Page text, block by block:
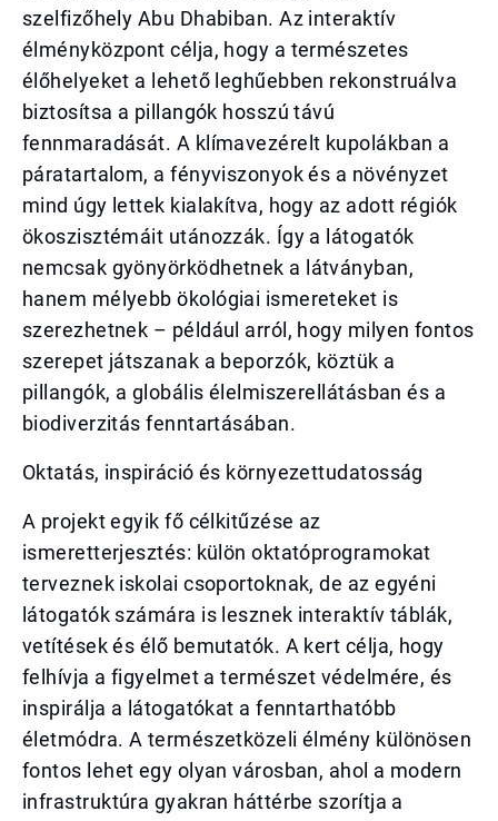
szelfizőhely Abu Dhabiban. Az interaktív
élményközpont célja, hogy a természetes
élőhelyeket a lehető leghűebben rekonstruálva
biztosítsa a pillangók hosszú távú
fennmaradását. A klímavezérelt kupolákban a
páratartalom, a fényviszonyok és a növényzet
mind úgy lettek kialakítva, hogy az adott régiók
ökoszisztémáit utánozzák. Így a látogatók
nemcsak gyönyörködhetnek a látványban,
hanem mélyebb ökológiai ismereteket is
szerezhetnek – például arról, hogy milyen fontos
szerepet játszanak a beporzók, köztük a
pillangók, a globális élelmiszerellátásban és a
biodiverzitás fenntartásában.
Oktatás, inspiráció és környezettudatosság
A projekt egyik fő célkitűzése az
ismeretterjesztés: külön oktatóprogramokat
terveznek iskolai csoportoknak, de az egyéni
látogatók számára is lesznek interaktív táblák,
vetítések és élő bemutatók. A kert célja, hogy
felhívja a figyelmet a természet védelmére, és
inspirálja a látogatókat a fenntarthatóbb
életmódra. A természetközeli élmény különösen
fontos lehet egy olyan városban, ahol a modern
infrastruktúra gyakran háttérbe szorítja a